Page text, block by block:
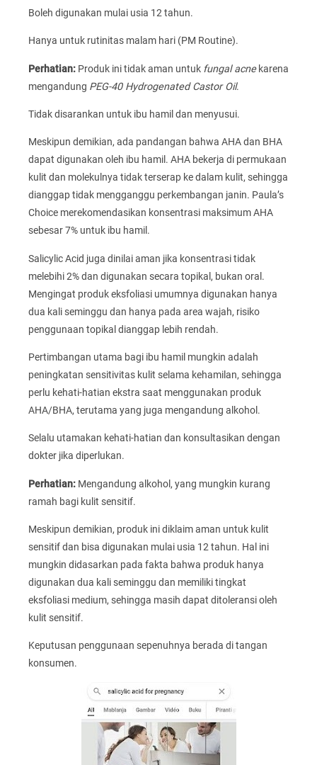
Boleh digunakan mulai usia 12 tahun.
Hanya untuk rutinitas malam hari (PM Routine).
Perhatian: Produk ini tidak aman untuk fungal acnekarena
mengandung PEG-40 Hydrogenated Castor Oil.
Tidak disarankan untuk ibu hamil dan menyusui.
Meskipun demikian, ada pandangan bahwa AHA dan BHA
dapat digunakan oleh ibu hamil. AHA bekerja di permukaan
kulit dan molekulnya tidak terserap ke dalam kulit, sehingga
dianggap tidak mengganggu perkembangan janin. Paula’s
Choice merekomendasikan konsentrasi maksimum AHA
sebesar 7% untuk ibu hamil.
Salicylic Acid juga dinilai aman jika konsentrasi tidak
melebihi 2% dan digunakan secara topikal, bukan oral.
Mengingat produk eksfoliasi umumnya digunakan hanya
dua kali seminggu dan hanya pada area wajah, risiko
penggunaan topikal dianggap lebih rendah.
Pertimbangan utama bagi ibu hamil mungkin adalah
peningkatan sensitivitas kulit selama kehamilan, sehingga
perlu kehati-hatian ekstra saat menggunakan produk
AHA/BHA, terutama yang juga mengandung alkohol.
Selalu utamakan kehati-hatian dan konsultasikan dengan
dokter jika diperlukan.
Perhatian: Mengandung alkohol, yang mungkin kurang
ramah bagi kulit sensitif.
Meskipun demikian, produk ini diklaim aman untuk kulit
sensitif dan bisa digunakan mulai usia 12 tahun. Hal ini
mungkin didasarkan pada fakta bahwa produk hanya
digunakan dua kali seminggu dan memiliki tingkat
eksfoliasi medium, sehingga masih dapat ditoleransi oleh
kulit sensitif.
Keputusan penggunaan sepenuhnya berada di tangan
konsumen.